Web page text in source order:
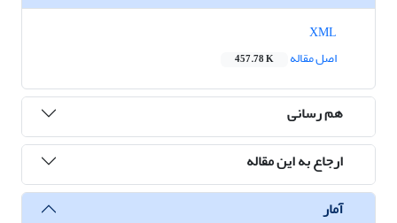
اصل مقاله
457.78 K
هم رسانی
ارجاع به این مقاله
آمار